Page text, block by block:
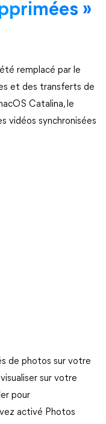
»
remplacé par le
et des transferts de
Catalina, le
vidéos synchronisées
de photos sur votre
sur votre
pour
activé Photos